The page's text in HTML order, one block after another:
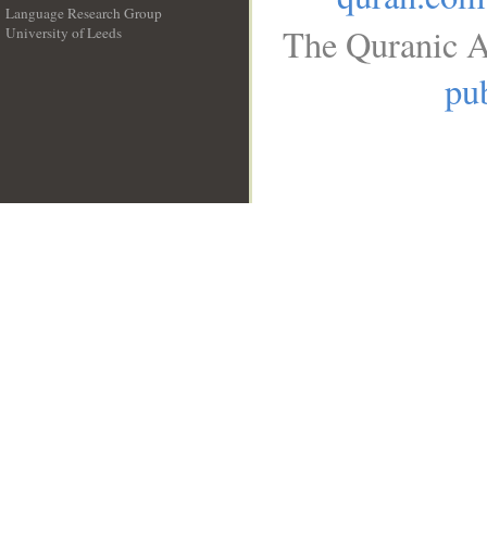
Language Research Group
University of Leeds
The Quranic